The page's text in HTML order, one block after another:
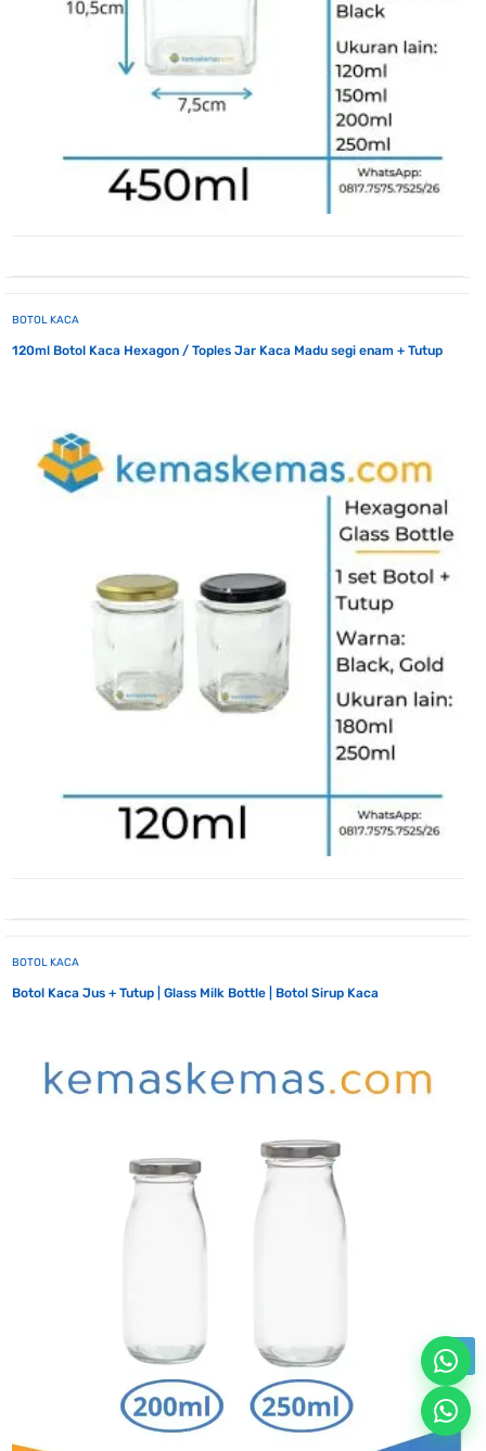
BOTOL KACA
120ml Botol Kaca Hexagon / Toples Jar Kaca Madu segi enam + Tutup
BOTOL KACA
Botol Kaca Jus + Tutup | Glass Milk Bottle | Botol Sirup Kaca